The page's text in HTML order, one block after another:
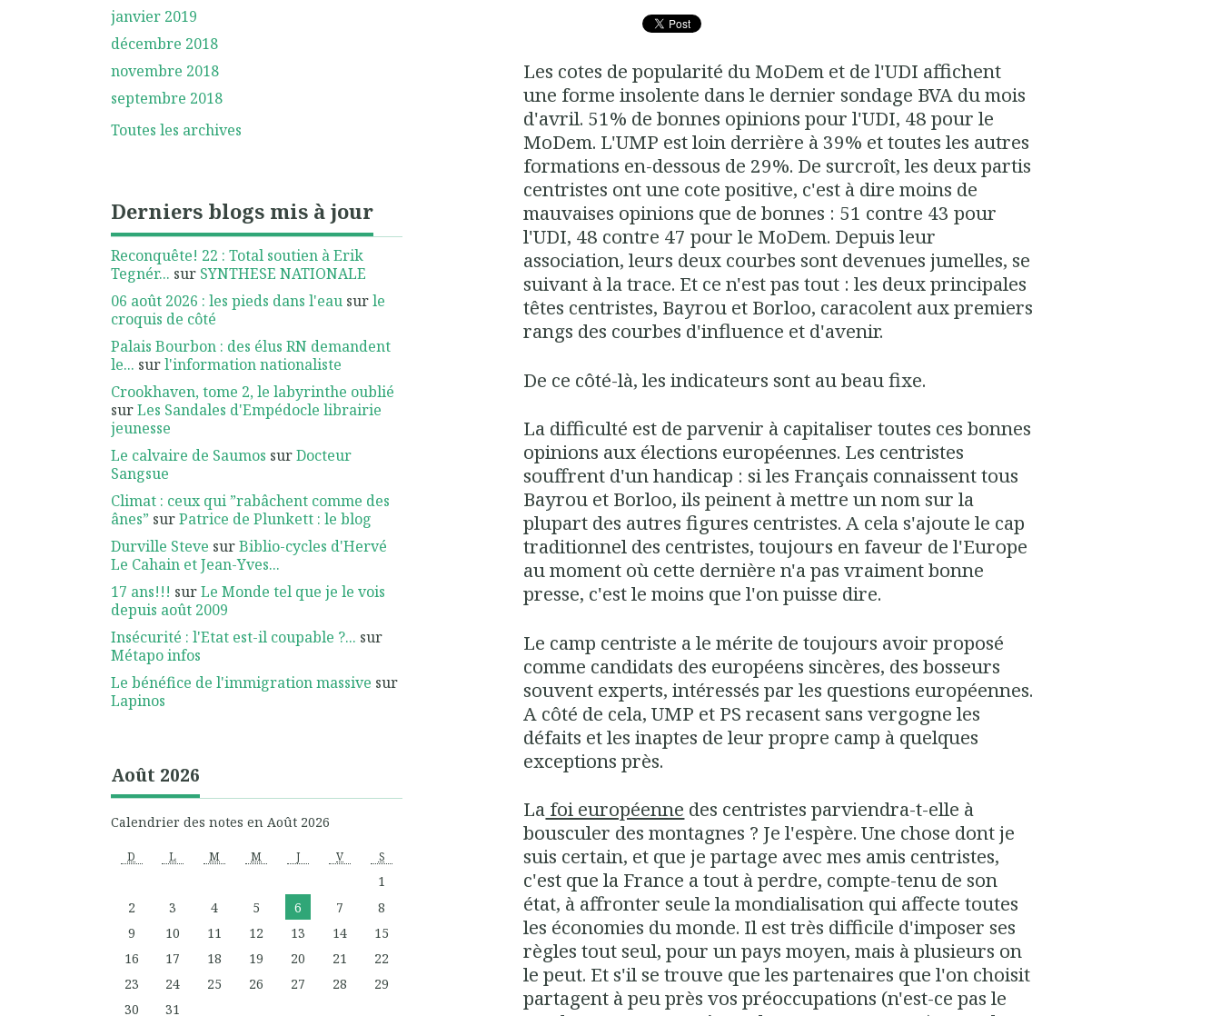
janvier 2019
décembre 2018
novembre 2018
septembre 2018
Toutes les archives
Derniers blogs mis à jour
Reconquête! 22 : Total soutien à Erik
Tegnér... sur SYNTHESE NATIONALE
06 août 2026 : les pieds dans l'eau surle
croquis de côté
Palais Bourbon : des élus RN demandent
le... surl'information nationaliste
Crookhaven, tome 2, le labyrinthe oublié
surLes Sandales d'Empédocle librairie
jeunesse
Le calvaire de Saumos surDocteur
Sangsue
Climat : ceux qui ”rabâchent comme des
ânes” surPatrice de Plunkett : le blog
Durville Steve surBiblio-cycles d'Hervé
Le Cahain et Jean-Yves...
17 ans!!! surLe Monde tel que je le vois
depuis août 2009
Insécurité : l'Etat est-il coupable ?... sur
Métapo infos
Le bénéfice de l'immigration massive sur
Lapinos
Août 2026
Calendrier des notes en Août 2026
D L M M J V S
1
2
3 4 5 6 7
8
9
10 11 12 13 14
15
16
17 18 19 20 21
22
23
24 25 26 27 28
29
30
31
Les cotes de popularité du MoDem et de l'UDI affichent
une forme insolente dans le dernier sondage BVA du mois
d'avril. 51% de bonnes opinions pour l'UDI, 48 pour le
MoDem. L'UMP est loin derrière à 39% et toutes les autres
formations en-dessous de 29%. De surcroît, les deux partis
centristes ont une cote positive, c'est à dire moins de
mauvaises opinions que de bonnes : 51 contre 43 pour
l'UDI, 48 contre 47 pour le MoDem. Depuis leur
association, leurs deux courbes sont devenues jumelles, se
suivant à la trace. Et ce n'est pas tout : les deux principales
têtes centristes, Bayrou et Borloo, caracolent aux premiers
rangs des courbes d'influence et d'avenir.
De ce côté-là, les indicateurs sont au beau fixe.
La difficulté est de parvenir à capitaliser toutes ces bonnes
opinions aux élections européennes. Les centristes
souffrent d'un handicap : si les Français connaissent tous
Bayrou et Borloo, ils peinent à mettre un nom sur la
plupart des autres figures centristes. A cela s'ajoute le cap
traditionnel des centristes, toujours en faveur de l'Europe
au moment où cette dernière n'a pas vraiment bonne
presse, c'est le moins que l'on puisse dire.
Le camp centriste a le mérite de toujours avoir proposé
comme candidats des européens sincères, des bosseurs
souvent experts, intéressés par les questions européennes.
A côté de cela, UMP et PS recasent sans vergogne les
défaits et les inaptes de leur propre camp à quelques
exceptions près.
La foi européenne des centristes parviendra-t-elle à
bousculer des montagnes ? Je l'espère. Une chose dont je
suis certain, et que je partage avec mes amis centristes,
c'est que la France a tout à perdre, compte-tenu de son
état, à affronter seule la mondialisation qui affecte toutes
les économies du monde. Il est très difficile d'imposer ses
règles tout seul, pour un pays moyen, mais à plusieurs on
le peut. Et s'il se trouve que les partenaires que l'on choisit
partagent à peu près vos préoccupations (n'est-ce pas le